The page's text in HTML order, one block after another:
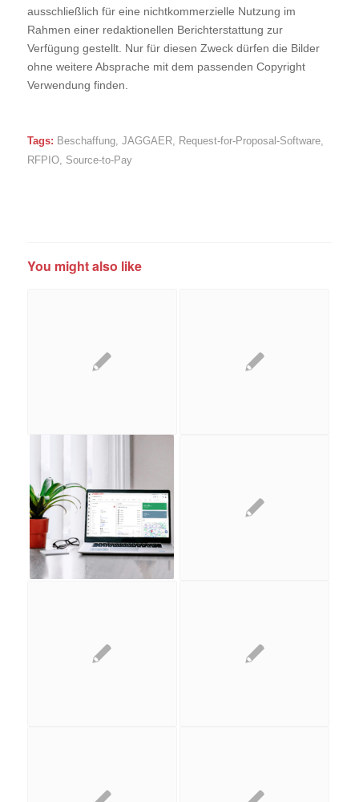
ausschließlich für eine nichtkommerzielle Nutzung im
Rahmen einer redaktionellen Berichterstattung zur
Verfügung gestellt. Nur für diesen Zweck dürfen die Bilder
ohne weitere Absprache mit dem passenden Copyright
Verwendung finden.
Tags: Beschaffung, JAGGAER, Request-for-Proposal-Software,
RFPIO, Source-to-Pay
You might also like